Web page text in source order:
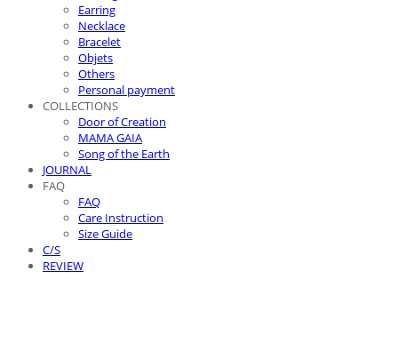
Earring
Necklace
Bracelet
Objets
Others
Personal payment
COLLECTIONS
Door of Creation
MAMA GAIA
Song of the Earth
JOURNAL
FAQ
FAQ
Care Instruction
Size Guide
C/S
REVIEW